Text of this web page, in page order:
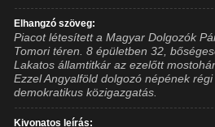
Elhangzó szöveg:
Piacot létesített a Magyar Dolgozók
Tomori téren. 8 épületben 32,
Lakatos államtitkár az ezelőtt
Ezzel Angyalföld dolgozó népének
demokratikus közigazgatás.
Kivonatos leírás: